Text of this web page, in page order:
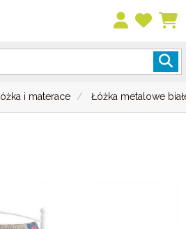
i materace Łóżka metalowe